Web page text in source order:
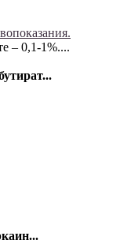
– 0,1-1%....